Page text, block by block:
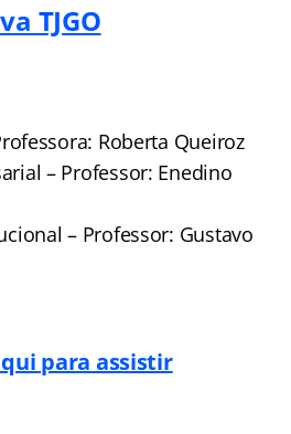
TJGO
Roberta Queiroz
– Professor: Enedino
– Professor: Gustavo
para assistir